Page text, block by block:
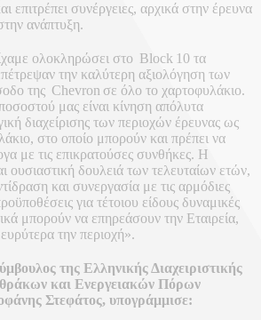
επιτρέπει συνέργειες, αρχικά στην έρευνα
ανάπτυξη.
ολοκληρώσει στο Block 10 τα
την καλύτερη αξιολόγηση των
της Chevron σε όλο το χαρτοφυλάκιο.
μας είναι κίνηση απόλυτα
διαχείρισης των περιοχών έρευνας ως
στο οποίο μπορούν και πρέπει να
με τις επικρατούσες συνθήκες. Η
ουσιαστική δουλειά των τελευταίων ετών,
και συνεργασία με τις αρμόδιες
για τέτοιου είδους δυναμικές
μπορούν να επηρεάσουν την Εταιρεία,
την περιοχή».
της Ελληνικής Διαχειριστικής
και Ενεργειακών Πόρων
Στεφάτος, υπογράμμισε: